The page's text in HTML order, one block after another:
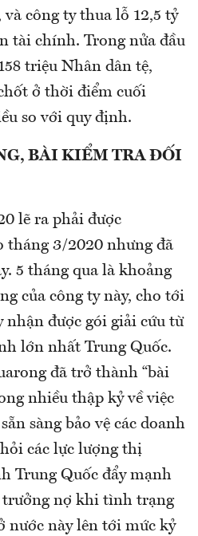
công ty thua lỗ 12,5 tỷ
tài chính. Trong nửa đầu
triệu Nhân dân tệ,
ở thời điểm cuối
so với quy định.
BÀI KIỂM TRA ĐỐI
lẽ ra phải được
tháng 3/2020 nhưng đã
5 tháng qua là khoảng
của công ty này, cho tới
được gói giải cứu từ
lớn nhất Trung Quốc.
đã trở thành “bài
nhiều thập kỷ về việc
sàng bảo vệ các doanh
các lực lượng thị
Trung Quốc đẩy mạnh
trưởng nợ khi tình trạng
nước này lên tới mức kỷ